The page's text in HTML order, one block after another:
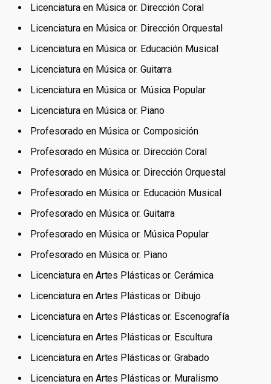
Licenciatura en Música or. Dirección Coral
Licenciatura en Música or. Dirección Orquestal
Licenciatura en Música or. Educación Musical
Licenciatura en Música or. Guitarra
Licenciatura en Música or. Música Popular
Licenciatura en Música or. Piano
Profesorado en Música or. Composición
Profesorado en Música or. Dirección Coral
Profesorado en Música or. Dirección Orquestal
Profesorado en Música or. Educación Musical
Profesorado en Música or. Guitarra
Profesorado en Música or. Música Popular
Profesorado en Música or. Piano
Licenciatura en Artes Plásticas or. Cerámica
Licenciatura en Artes Plásticas or. Dibujo
Licenciatura en Artes Plásticas or. Escenografía
Licenciatura en Artes Plásticas or. Escultura
Licenciatura en Artes Plásticas or. Grabado
Licenciatura en Artes Plásticas or. Muralismo